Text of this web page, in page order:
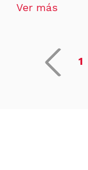
Ver más
1